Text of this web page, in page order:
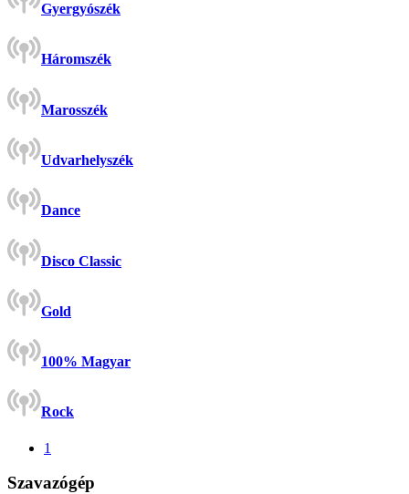
Gyergyószék
Háromszék
Marosszék
Udvarhelyszék
Dance
Disco Classic
Gold
100% Magyar
Rock
1
Szavazógép